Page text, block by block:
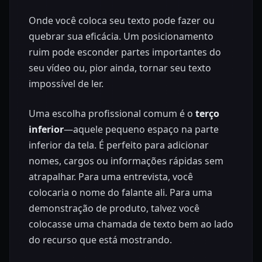
Onde você coloca seu texto pode fazer ou
quebrar sua eficácia. Um posicionamento
ruim pode esconder partes importantes do
seu vídeo ou, pior ainda, tornar seu texto
impossível de ler.
Uma escolha profissional comum é o terço
inferior—aquele pequeno espaço na parte
inferior da tela. É perfeito para adicionar
nomes, cargos ou informações rápidas sem
atrapalhar. Para uma entrevista, você
colocaria o nome do falante ali. Para uma
demonstração de produto, talvez você
colocasse uma chamada de texto bem ao lado
do recurso que está mostrando.